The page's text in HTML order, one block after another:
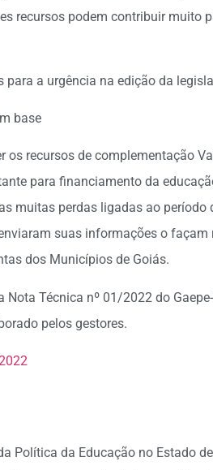
recursos podem contribuir muito
para a urgência na edição da
base
os recursos de complementação
para financiamento da
muitas perdas ligadas ao período
suas informações o façam
dos Municípios de Goiás.
Técnica nº 01/2022 do
pelos gestores.
Política da Educação no Estado